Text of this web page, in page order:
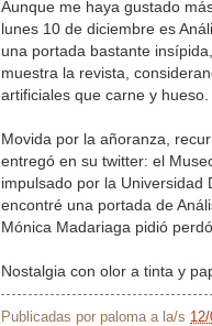
Aunque me haya gustado
lunes 10 de diciembre es
una portada bastante
muestra la revista,
artificiales que carne y hueso.
Movida por la añoranza,
entregó en su twitter: el
impulsado por la Universidad
encontré una portada de
Mónica Madariaga pidió
Nostalgia con olor a tinta y
Publicadas por paloma a la/s